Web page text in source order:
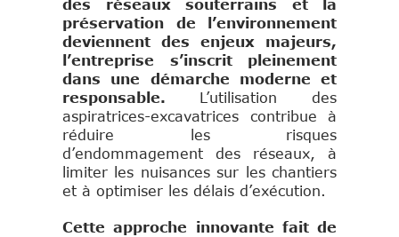
des réseaux souterrains et la
préservation de l’environnement
deviennent des enjeux majeurs,
l’entreprise s’inscrit pleinement
dans une démarche moderne et
responsable. L’utilisation des
aspiratrices-excavatrices contribue à
réduire les risques
d’endommagement des réseaux, à
limiter les nuisances sur les chantiers
et à optimiser les délais d’exécution.
Cette approche innovante fait de